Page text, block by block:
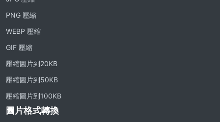
PNG 壓縮
WEBP 壓縮
GIF 壓縮
壓縮圖片到20KB
壓縮圖片到50KB
壓縮圖片到100KB
圖片格式轉換